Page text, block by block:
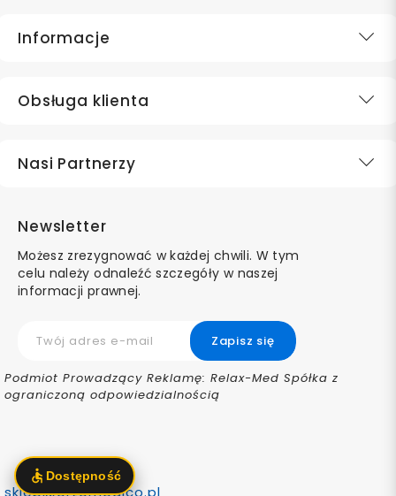
Informacje
Obsługa klienta
Nasi Partnerzy
Newsletter
Możesz zrezygnować w każdej chwili. W tym
celu należy odnaleźć szczegóły w naszej
informacji prawnej.
Podmiot Prowadzący Reklamę: Relax-Med Spółka z
ograniczoną odpowiedzialnością
sklep@ortomedico.pl